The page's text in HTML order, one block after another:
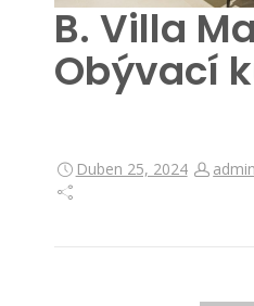
B. Villa
Obývací
Duben 25, 2024 admin